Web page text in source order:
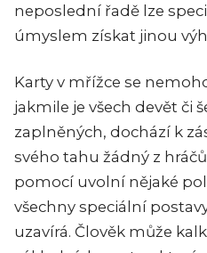
neposlední řadě lze
úmyslem získat jinou
Karty v mřížce se
jakmile je všech devět či
zaplněných, dochází k
svého tahu žádný z
pomocí uvolní nějaké
všechny speciální
uzavírá. Člověk může